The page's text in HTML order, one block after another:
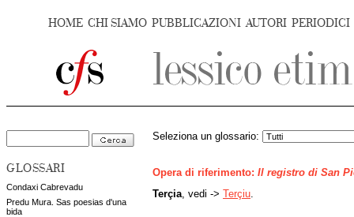
HOME CHI SIAMO PUBBLICAZIONI AUTORI PERIODICI
GLOSSARI
Condaxi Cabrevadu
Predu Mura. Sas poesias d'una
bida
Seleziona un glossario:
Opera di riferimento: Il registro di San
Terçia , vedi -> Terçiu